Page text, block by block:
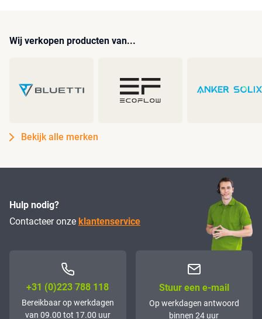
Wij verkopen producten van...
Bekijk alle merken
Hulp nodig?
Contacteer onze klantenservice
+31 (0)223 788 118
Bereikbaar op werkdagen
van 09.00 tot 17.00 uur
Stuur een e-mail
Op werkdagen antwoord
binnen 24 uur